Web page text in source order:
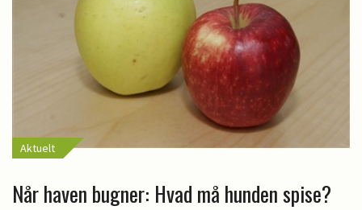
Aktuelt
Når haven bugner: Hvad må hunden spise?